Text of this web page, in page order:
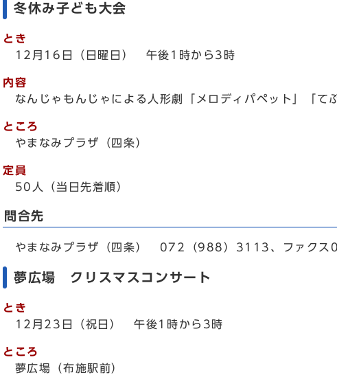
冬休み子ども大会
とき
12月16日（日曜日） 午後1時から3時
内容
なんじゃもんじゃによる人形劇「メロディパペット」「て
ところ
やまなみプラザ（四条）
定員
50人（当日先着順）
問合先
やまなみプラザ（四条） 072（988）3113、ファク
夢広場 クリスマスコンサート
とき
12月23日（祝日） 午後1時から3時
ところ
夢広場（布施駅前）